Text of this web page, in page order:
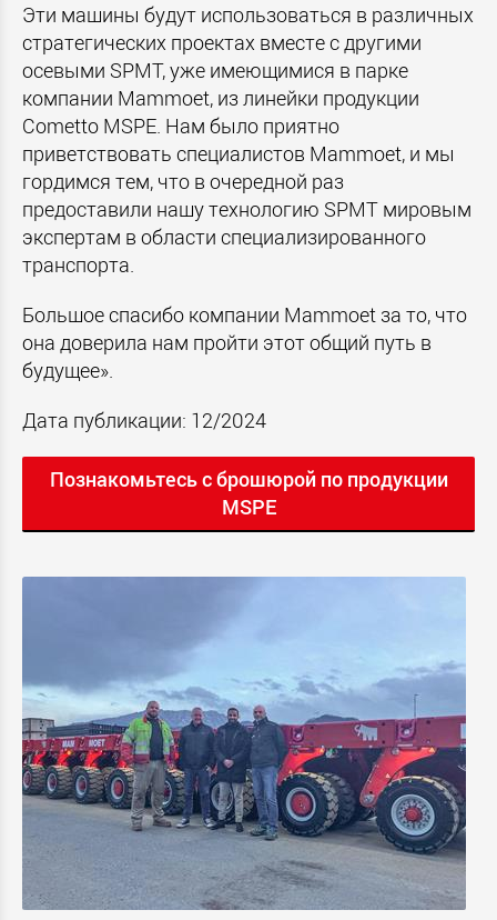
Эти машины будут использоваться в различных
стратегических проектах вместе с другими
осевыми SPMT, уже имеющимися в парке
компании Mammoet, из линейки продукции
Cometto MSPE. Нам было приятно
приветствовать специалистов Mammoet, и мы
гордимся тем, что в очередной раз
предоставили нашу технологию SPMT мировым
экспертам в области специализированного
транспорта.
Большое спасибо компании Mammoet за то, что
она доверила нам пройти этот общий путь в
будущее».
Дата публикации: 12/2024
Познакомьтесь с брошюрой по продукции
MSPE